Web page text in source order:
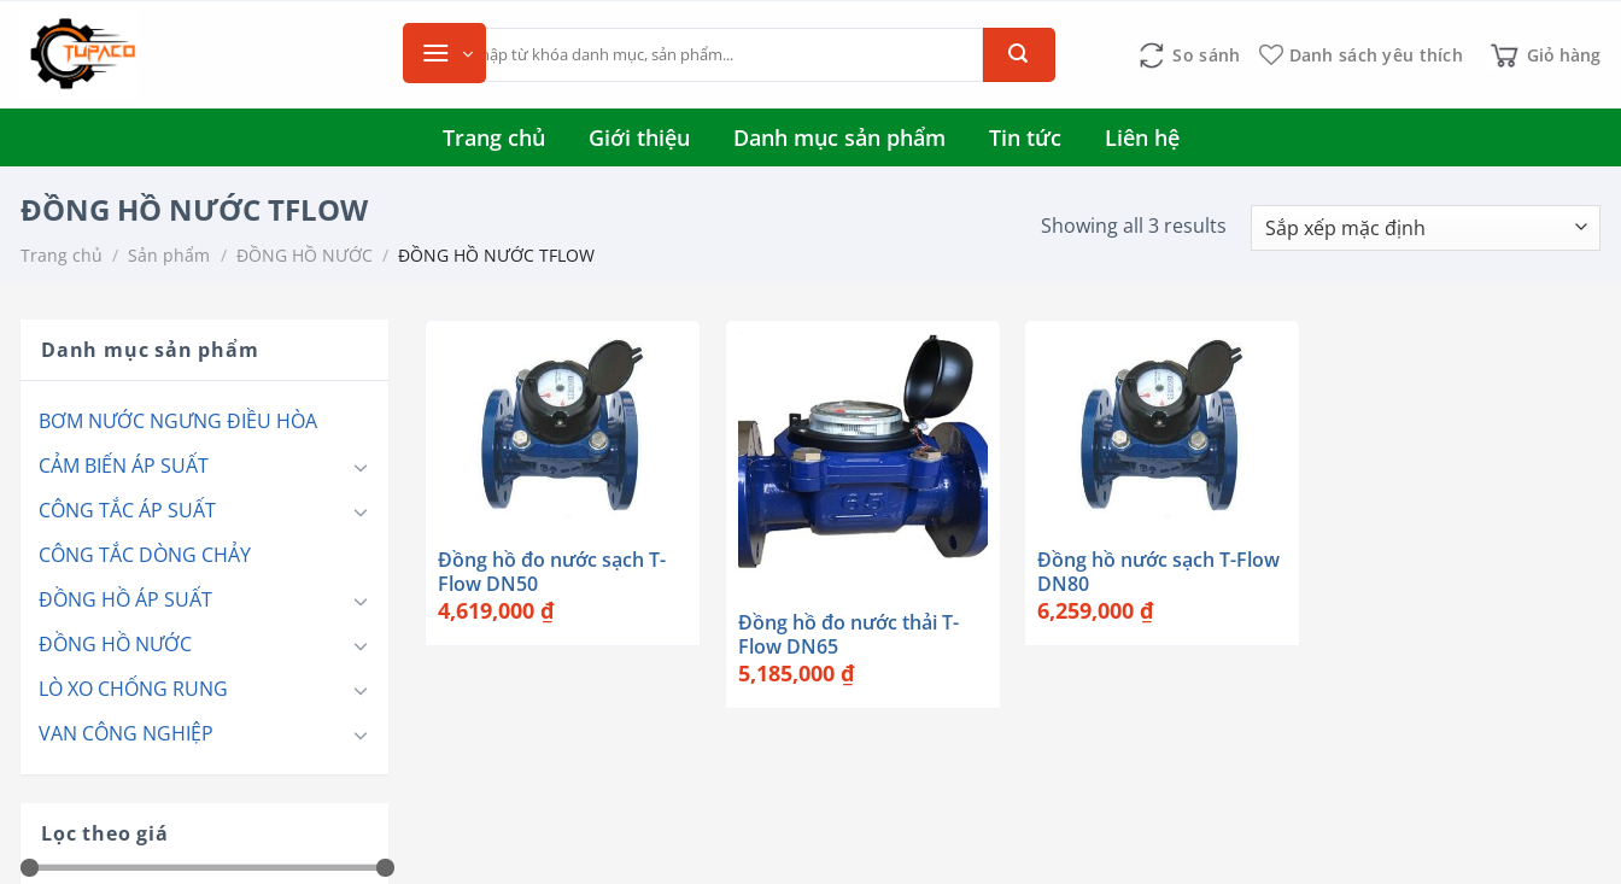
Chuyển
đến
dung
kiếm:
So sánh Danh sách yêu thích Giỏ hàng
Trang chủ Giới thiệu Danh mục sản phẩm Tin tức Liên hệ
ĐỒNG HỒ NƯỚC TFLOW
Trang chủ / Sản phẩm / ĐỒNG HỒ NƯỚC / ĐỒNG HỒ NƯỚC TFLOW
Showing all 3 results
Danh mục sản phẩm
BƠM NƯỚC NGƯNG ĐIỀU HÒA
CẢM BIẾN ÁP SUẤT
CÔNG TẮC ÁP SUẤT
CÔNG TẮC DÒNG CHẢY
ĐỒNG HỒ ÁP SUẤT
ĐỒNG HỒ NƯỚC
LÒ XO CHỐNG RUNG
VAN CÔNG NGHIỆP
Lọc theo giá
Đồng hồ đo nước sạch T-
Flow DN50
4,619,000 ₫
+
Đồng hồ đo nước thải T-
Flow DN65
5,185,000 ₫
Đồng hồ nước sạch T-Flow
DN80
6,259,000₫